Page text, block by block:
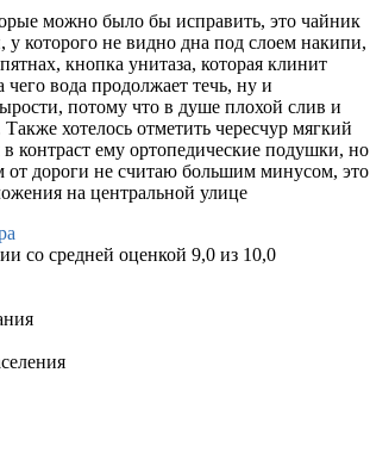
можно было бы исправить, это чайник
у которого не видно дна под слоем накипи,
кнопка унитаза, которая клинит
чего вода продолжает течь, ну и
потому что в душе плохой слив и
хотелось отметить чересчур мягкий
контраст ему ортопедические подушки, но
от дороги не считаю большим минусом, это
на центральной улице
со средней оценкой 9,0 из 10,0